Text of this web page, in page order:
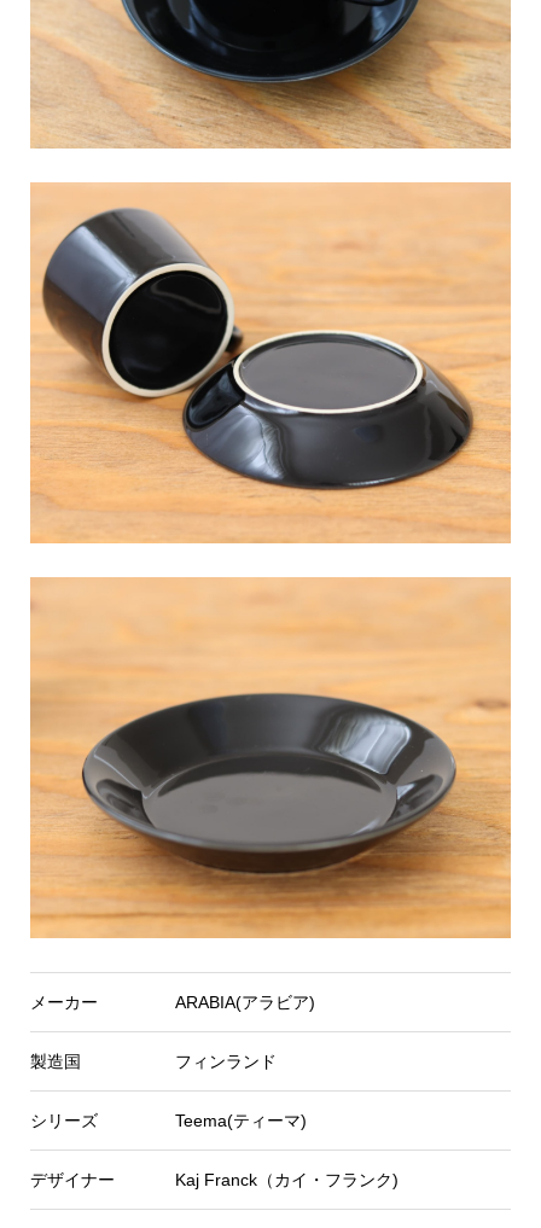
メーカー ARABIA(アラビア)
製造国 フィンランド
シリーズ Teema(ティーマ)
デザイナー Kaj Franck（カイ・フランク)